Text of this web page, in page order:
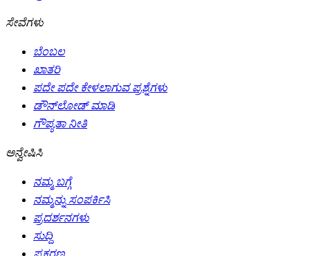
ಸೇವೆಗಳು
ಬೆಂಬಲ
ಖಾತರಿ
ಪದೇ ಪದೇ ಕೇಳಲಾಗುವ ಪ್ರಶ್ನೆಗಳು
ಡೌನ್‌ಲೋಡ್ ಮಾಡಿ
ಗೌಪ್ಯತಾ ನೀತಿ
ಅನ್ವೇಷಿಸಿ
ನಮ್ಮ ಬಗ್ಗೆ
ನಮ್ಮನ್ನು ಸಂಪರ್ಕಿಸಿ
ಪ್ರದರ್ಶನಗಳು
ಸುದ್ದಿ
ಪ್ರಕರಣ